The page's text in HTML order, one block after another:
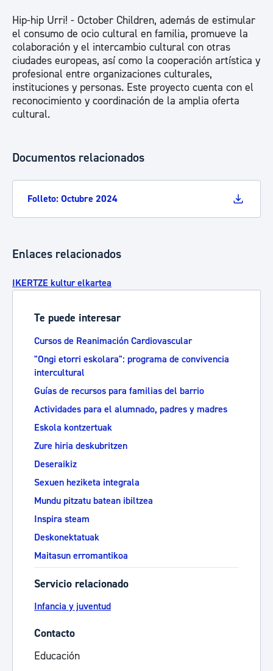
Hip-hip Urri! - October Children, además de estimular
el consumo de ocio cultural en familia, promueve la
colaboración y el intercambio cultural con otras
ciudades europeas, así como la cooperación artística y
profesional entre organizaciones culturales,
instituciones y personas. Este proyecto cuenta con el
reconocimiento y coordinación de la amplia oferta
cultural.
Documentos relacionados
Folleto: Octubre 2024
Enlaces relacionados
IKERTZE kultur elkartea
Te puede interesar
Cursos de Reanimación Cardiovascular
"Ongi etorri eskolara": programa de convivencia
intercultural
Guías de recursos para familias del barrio
Actividades para el alumnado, padres y madres
Eskola kontzertuak
Zure hiria deskubritzen
Deseraikiz
Sexuen heziketa integrala
Mundu pitzatu batean ibiltzea
Inspira steam
Deskonektatuak
Maitasun erromantikoa
Servicio relacionado
Infancia y juventud
Contacto
Educación